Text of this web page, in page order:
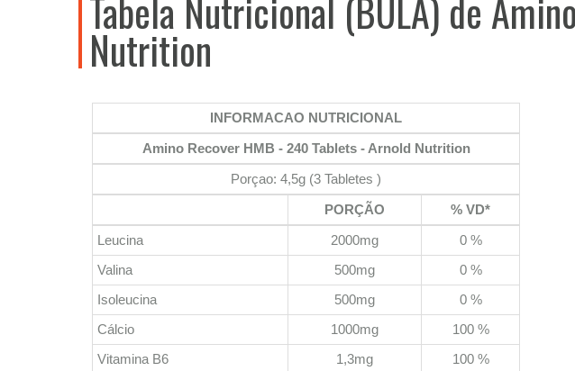
Tabela Nutricional (BULA) de
Nutrition
INFORMACAO NUTRICIONAL
Amino Recover HMB - 240 Tablets - Arnold Nutrition
Porçao: 4,5g (3 Tabletes )
PORÇÃO
% VD*
Leucina
2000mg
0 %
Valina
500mg
0 %
Isoleucina
500mg
0 %
Cálcio
1000mg
100 %
Vitamina B6
1,3mg
100 %